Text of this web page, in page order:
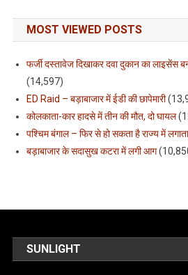
MOST VIEWED POSTS
फर्जी दस्तावेज दिखाकर दवा दुकान का लाइसेंस
(14,597)
ED Raid – बड़ाबाजार में ईडी की छापेमारी
कोलकाता-कार हादसे में तीन की मौत, दो घायल
पश्चिम बंगाल – फिर से हो सकता है राज्य में
बड़ाबाजार के सदासुख कटरा में लगी आग
SUNLIGHT